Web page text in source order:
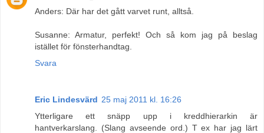
Anders: Där har det gått varvet runt, alltså.
Susanne: Armatur, perfekt! Och så kom jag på beslag
istället för fönsterhandtag.
Svara
Eric Lindesvärd 25 maj 2011 kl. 16:26
Ytterligare ett snäpp upp i kreddhierarkin är
hantverkarslang. (Slang avseende ord.) T ex har jag lärt